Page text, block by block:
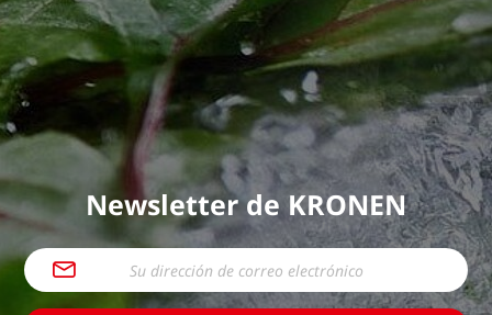
Newsletter de KRONEN